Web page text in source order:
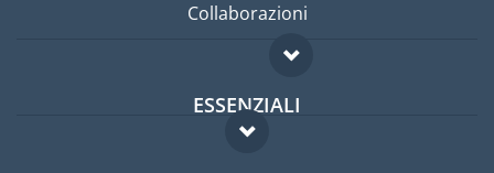
Collaborazioni
ESSENZIALI
Forum per expat